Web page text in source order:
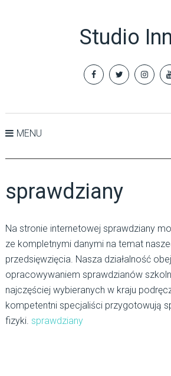
Studio
MENU
sprawdziany
Na stronie internetowej sprawdziany
ze kompletnymi danymi na temat
przedsięwzięcia. Nasza działalność
opracowywaniem sprawdzianów
najczęściej wybieranych w kraju
kompetentni specjaliści przygotowują
fizyki. sprawdziany